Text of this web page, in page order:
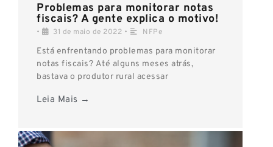
Problemas para monitorar notas
fiscais? A gente explica o motivo!
• 31 de maio de 2022 • NFPe
Está enfrentando problemas para monitorar
notas fiscais? Até alguns meses atrás,
bastava o produtor rural acessar
Leia Mais →